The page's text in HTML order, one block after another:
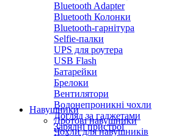
Bluetooth Adapter
Bluetooth Колонки
Bluetooth-гарнітура
Selfie-палки
UPS для роутера
USB Flash
Батарейки
Брелоки
Вентилятори
Водонепроникні чохли
Догляд за гаджетами
Зарядні пристрої
Навушники
Дротові навушники
Чохли для навушників